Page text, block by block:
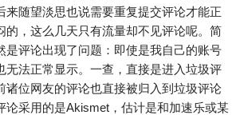
来随望淡思也说需要重复提交评论才能正
的，这么几天只有流量却不见评论呢。简
是评论出现了问题：即使是我自己的账号
无法正常显示。一查，直接是进入垃圾评
诸位网友的评论也直接被归入到垃圾评论
论采用的是Akismet，估计是和加速乐或某